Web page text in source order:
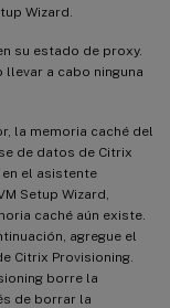
Wizard.
su estado de proxy.
llevar a cabo ninguna
la memoria caché del
de datos de Citrix
el asistente
Setup Wizard,
caché aún existe.
agregue el
Citrix Provisioning.
borre la
de borrar la